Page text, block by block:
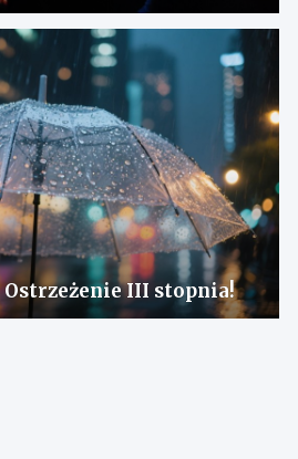
Ostrzeżenie III stopnia!